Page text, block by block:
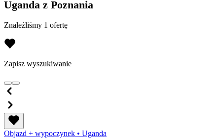
Uganda z Poznania
Znaleźliśmy 1 ofertę
Zapisz wyszukiwanie
Objazd + wypoczynek • Uganda